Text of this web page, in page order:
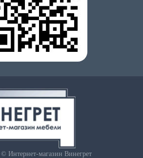
Интернет-магазин Винегрет